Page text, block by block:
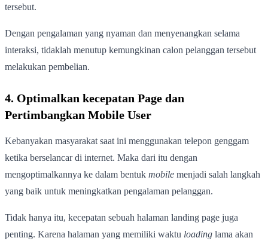
tersebut.
Dengan pengalaman yang nyaman dan menyenangkan selama
interaksi, tidaklah menutup kemungkinan calon pelanggan tersebut
melakukan pembelian.
4. Optimalkan kecepatan Page dan
Pertimbangkan Mobile User
Kebanyakan masyarakat saat ini menggunakan telepon genggam
ketika berselancar di internet. Maka dari itu dengan
mengoptimalkannya ke dalam bentuk mobile menjadi salah langkah
yang baik untuk meningkatkan pengalaman pelanggan.
Tidak hanya itu, kecepatan sebuah halaman landing page juga
penting. Karena halaman yang memiliki waktu loading lama akan